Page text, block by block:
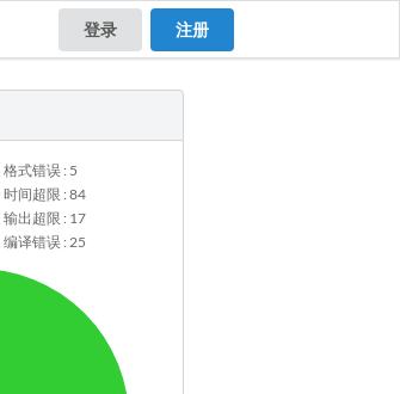
登录 注册
格式错误 : 5
时间超限 : 84
输出超限 : 17
编译错误 : 25